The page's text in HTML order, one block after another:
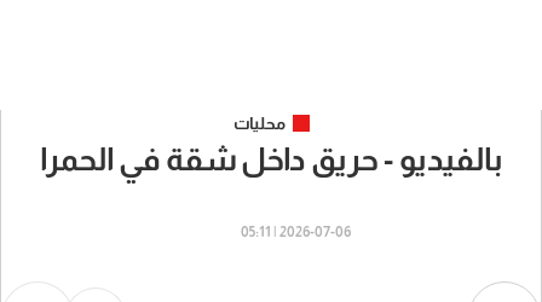
محليات
بالفيديو - حريق داخل شقة في الحمرا
2026-07-06 | 05:11